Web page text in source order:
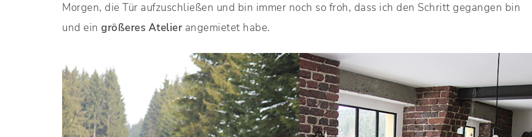
Morgen, die Tür aufzuschließen und bin immer noch so froh, dass ich den Schritt gegangen bin
und eingrößeres Atelierangemietet habe.